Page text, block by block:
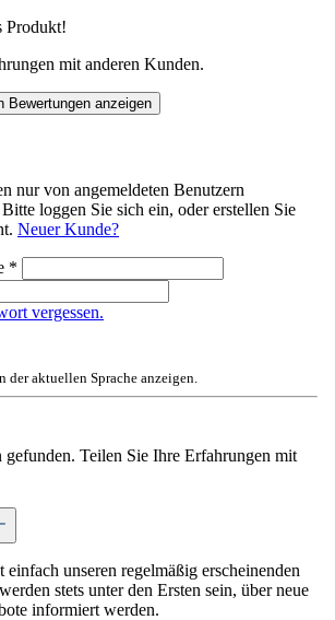
Produkt!
mit anderen Kunden.
Bewertungen anzeigen
nur von angemeldeten Benutzern
loggen Sie sich ein, oder erstellen Sie
Neuer Kunde?
*
vergessen.
der aktuellen Sprache anzeigen.
Teilen Sie Ihre Erfahrungen mit
unseren regelmäßig erscheinenden
stets unter den Ersten sein, über neue
informiert werden.